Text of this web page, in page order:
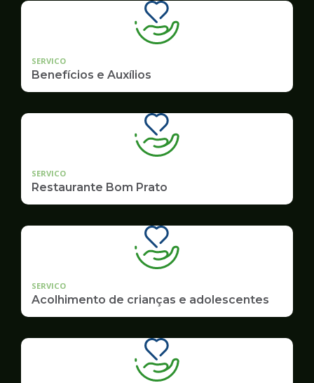
SERVICO
Benefícios e Auxílios
SERVICO
Restaurante Bom Prato
SERVICO
Acolhimento de crianças e adolescentes